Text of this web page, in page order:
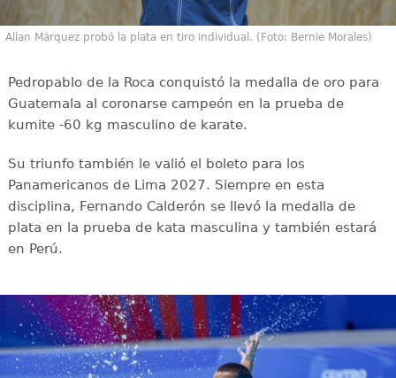
Allan Márquez probó la plata en tiro individual. (Foto: Bernie Morales)
Pedropablo de la Roca conquistó la medalla de oro para
Guatemala al coronarse campeón en la prueba de
kumite -60 kg masculino de karate.
Su triunfo también le valió el boleto para los
Panamericanos de Lima 2027. Siempre en esta
disciplina, Fernando Calderón se llevó la medalla de
plata en la prueba de kata masculina y también estará
en Perú.